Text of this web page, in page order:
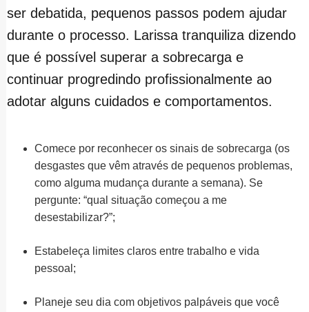
ser debatida, pequenos passos podem ajudar
durante o processo. Larissa tranquiliza dizendo
que é possível superar a sobrecarga e
continuar progredindo profissionalmente ao
adotar alguns cuidados e comportamentos.
Comece por reconhecer os sinais de sobrecarga (os
desgastes que vêm através de pequenos problemas,
como alguma mudança durante a semana). Se
pergunte: “qual situação começou a me
desestabilizar?”;
Estabeleça limites claros entre trabalho e vida
pessoal;
Planeje seu dia com objetivos palpáveis que você